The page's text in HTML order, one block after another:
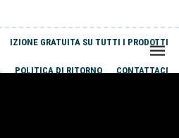
GRATUITA SU TUTTI I PRODOTTI
POLITICA DI RITORNO CONTATTACI